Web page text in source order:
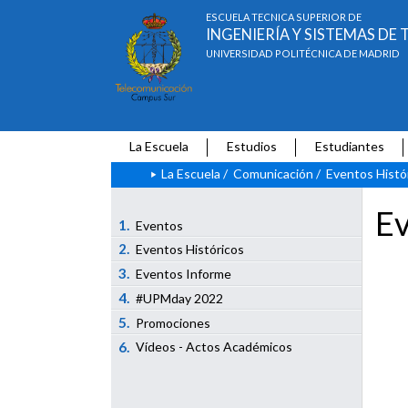
ESCUELA TÉCNICA SUPERIOR DE
INGENIERÍA Y SISTEMAS
UNIVERSIDAD POLITÉCNICA DE MADRID
La Escuela Estudios
Estudiantes
La Escuela / Comunicación / Eventos
1. Eventos
2. Eventos Históricos
3. Eventos Informe
4. #UPMday 2022
5. Promociones
6. Vídeos - Actos Académicos